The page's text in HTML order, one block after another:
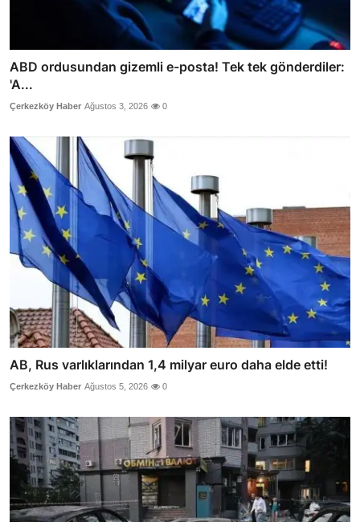
ABD ordusundan gizemli e-posta! Tek tek gönderdiler:
'A...
Çerkezköy Haber Ağustos 3, 2026 0
AB, Rus varlıklarından 1,4 milyar euro daha elde etti!
Çerkezköy Haber Ağustos 5, 2026 0